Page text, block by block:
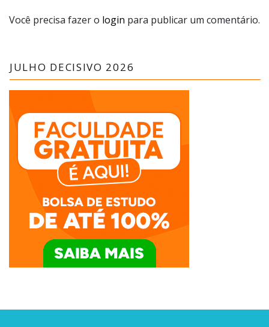
Você precisa fazer o login para publicar um comentário.
JULHO DECISIVO 2026